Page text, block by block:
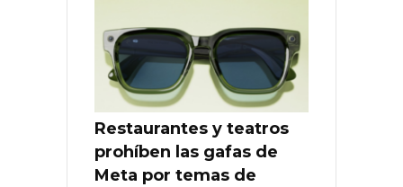
Restaurantes y teatros
prohíben las gafas de
Meta por temas de